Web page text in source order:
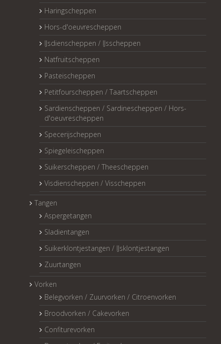
Haringscheppen
Hors-d'oeuvrescheppen
IJsdienscheppen / IJsscheppen
Natfruitscheppen
Pasteischeppen
Petitfourscheppen / Taartscheppen
Sardienscheppen / Sardinescheppen / Hors-
d'oeuvrescheppen
Specerijscheppen
Spiegeleischeppen
Suikerscheppen / Theescheppen
Visdienscheppen / Visscheppen
Tangen
Aspergetangen
Sladientangen
Suikerklontjestangen / IJsklontjestangen
Zuurtangen
Vorken
Belegvorken / Zuurvorken / Citroenvorken
Broodvorken / Cakevorken
Confiturevorken